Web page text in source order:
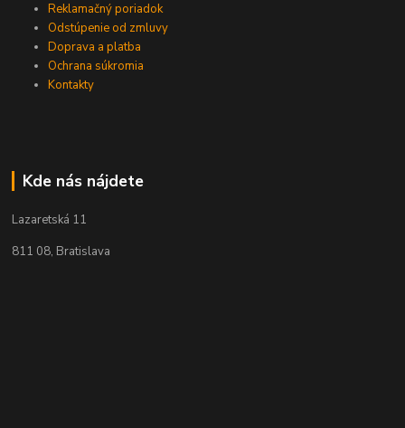
Reklamačný poriadok
Odstúpenie od zmluvy
Doprava a platba
Ochrana súkromia
Kontakty
Kde nás nájdete
Lazaretská 11
811 08, Bratislava